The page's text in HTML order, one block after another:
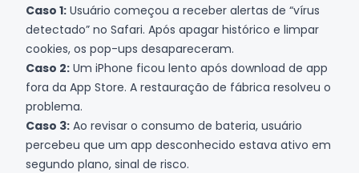
Caso 1: Usuário começou a receber alertas de “vírus
detectado” no Safari. Após apagar histórico e limpar
cookies, os pop-ups desapareceram.
Caso 2: Um iPhone ficou lento após download de app
fora da App Store. A restauração de fábrica resolveu o
problema.
Caso 3: Ao revisar o consumo de bateria, usuário
percebeu que um app desconhecido estava ativo em
segundo plano, sinal de risco.